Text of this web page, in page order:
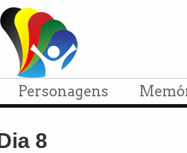
Personagens
8